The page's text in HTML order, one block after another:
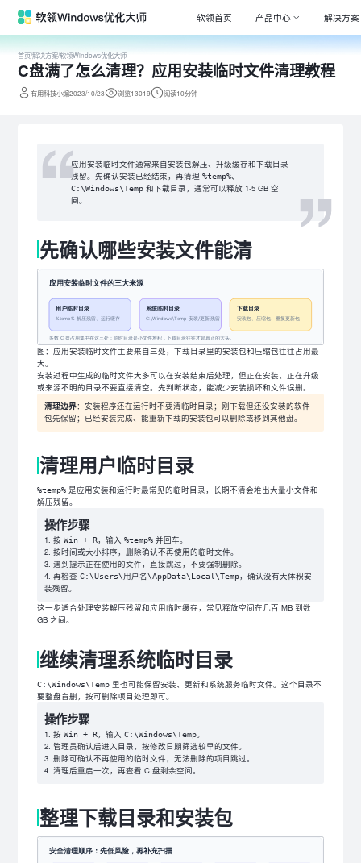
软领首页 产品中心
Windows
专注清理
打印机驱
全面诊断
解决方案
首页/解决方案/软领Windows优化大师
C盘满了怎么清理？应用安装临时文件清理教程
有用科技小编2023/10/23 浏览13019 阅读10分钟
应用安装临时文件通常来自安装包解压、升级缓存和下载目录
残留。先确认安装已经结束，再清理%temp%、
C:\Windows\Temp 和下载目录，通常可以释放 1-5 GB 空
间。
先确认哪些安装文件能清
图：应用安装临时文件主要来自三处，下载目录里的安装包和压缩包往往占用最
大。
安装过程中生成的临时文件大多可以在安装结束后处理，但正在安装、正在升级
或来源不明的目录不要直接清空。先判断状态，能减少安装损坏和文件误删。
清理边界：安装程序还在运行时不要清临时目录；刚下载但还没安装的软件
包先保留；已经安装完成、能重新下载的安装包可以删除或移到其他盘。
清理用户临时目录
%temp% 是应用安装和运行时最常见的临时目录，长期不清会堆出大量小文件和
解压残留。
操作步骤
按Win + R，输入%temp% 并回车。
按时间或大小排序，删除确认不再使用的临时文件。
遇到提示正在使用的文件，直接跳过，不要强制删除。
再检查C:\Users\用户名\AppData\Local\Temp，确认没有大体积安
装残留。
这一步适合处理安装解压残留和应用临时缓存，常见释放空间在几百 MB 到数
GB 之间。
继续清理系统临时目录
C:\Windows\Temp 里也可能保留安装、更新和系统服务临时文件。这个目录不
要整盘盲删，按可删除项目处理即可。
操作步骤
按Win + R，输入C:\Windows\Temp。
管理员确认后进入目录，按修改日期筛选较早的文件。
删除可确认不再使用的临时文件，无法删除的项目跳过。
清理后重启一次，再查看 C 盘剩余空间。
整理下载目录和安装包